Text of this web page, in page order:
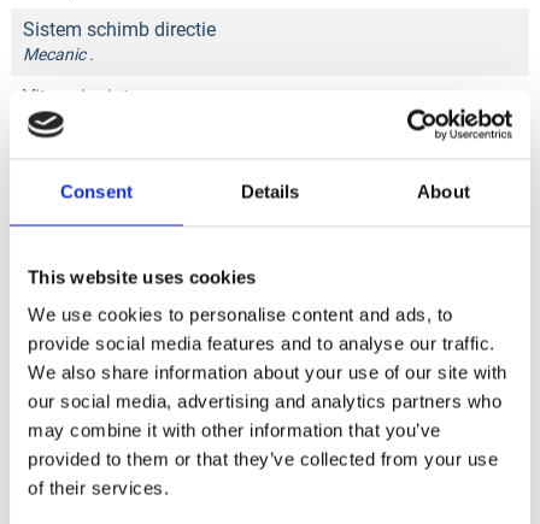
Consent Details About
This website uses cookies
We use cookies to personalise content and ads, to
provide social media features and to analyse our traffic.
We also share information about your use of our site with
our social media, advertising and analytics partners who
may combine it with other information that you’ve
provided to them or that they’ve collected from your use
of their services.
Sistem schimb directie
Mecanic .
Viteza inaintare
25 m/min
160 kg
Dimensiuni
Documentație tehnică
FIȘA TEHNICĂ